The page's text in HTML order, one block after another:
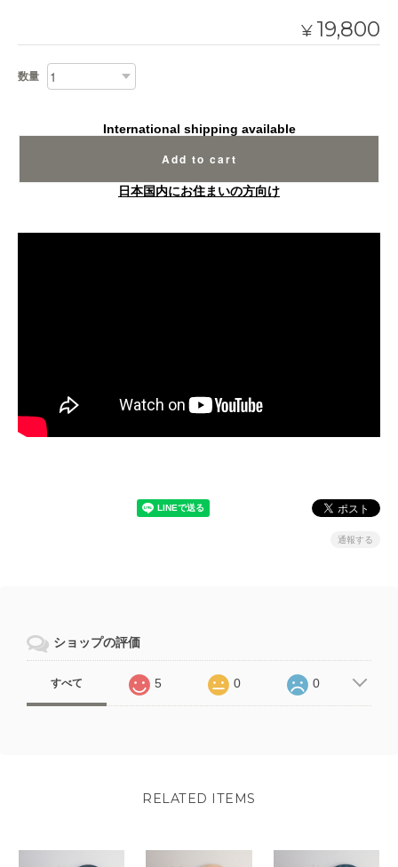
¥ 19,800
数量
International shipping available
Add to cart
日本国内にお住まいの方向け
通報する
ショップの評価
すべて 5 0 0
RELATED ITEMS